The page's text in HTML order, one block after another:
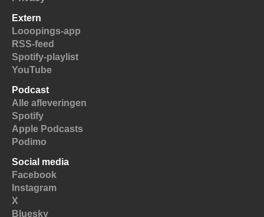
Extern
Looopings-app
RSS-feed
Spotify-playlist
YouTube
Podcast
Alle afleveringen
Spotify
Apple Podcasts
Podimo
Social media
Facebook
Instagram
X
Bluesky